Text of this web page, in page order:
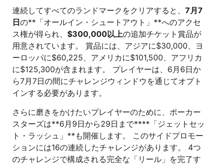
連続してすべてのランドマークをクリアすると、 7月7
日の**「オールイン・シュートアウト」**へのアクセ
ス権が得られ、 $300,000以上の追加チケット賞品が
用意されています。 賞品には、アジアに$30,000、ヨ
ーロッパに$60,225、アメリカに$101,500、アフリカ
に$125,300が含まれます。 プレイヤーは、6月6日か
ら7月7日の間にチャレンジウィンドウを通じてオプト
インする必要があります。
さらに磨きをかけたいプレイヤーのために、ポーカー
スターズは**6月9日から29日まで****「ジェットセッ
ト・ラッシュ」**も開催します。 このサイドプロモー
ションには16の連続したチャレンジがあります。 4つ
のチャレンジで構成される完全な「リール」を完了す